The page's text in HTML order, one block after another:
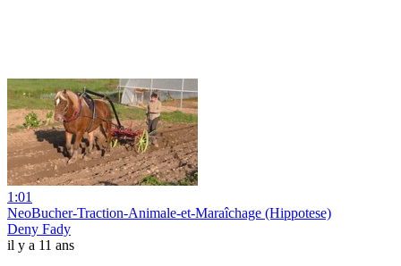
1:01
NeoBucher-Traction-Animale-et-Maraîchage (Hippotese)
Deny Fady
il y a 11 ans